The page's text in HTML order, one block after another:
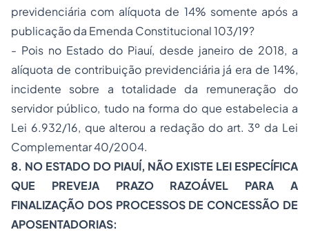
previdenciária com alíquota de 14% somente após a
publicação da Emenda Constitucional 103/19?
- Pois no Estado do Piauí, desde janeiro de 2018, a
alíquota de contribuição previdenciária já era de 14%,
incidente sobre a totalidade da remuneração do
servidor público, tudo na forma do que estabelecia a
Lei 6.932/16, que alterou a redação do art. 3º da Lei
Complementar 40/2004.
8. NO ESTADO DO PIAUÍ, NÃO EXISTE LEI ESPECÍFICA
QUE PREVEJA PRAZO RAZOÁVEL PARA A
FINALIZAÇÃO DOS PROCESSOS DE CONCESSÃO DE
APOSENTADORIAS: